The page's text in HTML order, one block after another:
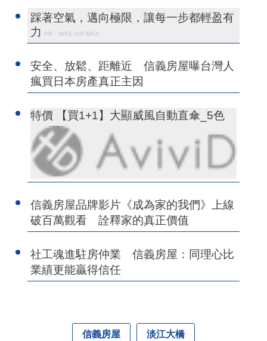
踩著空氣，邁向極限，讓每一步都輕盈有
力
PR・NIKE AIR MAX
安全、放鬆、距離近 信義房屋曝台灣人
瘋買日本房產真正主因
特價 【買1+1】大顯威風自動直傘_5色
信義房屋品牌影片《成為家的我們》上線
破百萬觀看 詮釋家的真正價值
社工魂進駐房仲業 信義房屋：同理心比
業績更能贏得信任
信義房屋 淡江大橋